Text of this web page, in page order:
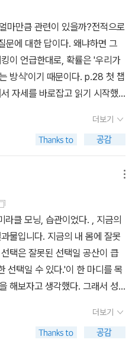
를 있는 그대로 재생하는 식이
서사시와 신화까지 포괄한다
상에 접근하는 것, 세상을 마치
그려내는 노력이다. 다시 말해,
바로 여러 가능성을 상상해보
상상해보는 것이야말로 정확
치닫게 된다는 것을 우리에게
리는 그 대신 세계가 어떻게 될
다. 하지만 기후변화와 관련한
시 그에 답하는 데 가장 적절한
방향으로 선회한 바로 그 시기
)ㅍㄹㄴ글 : 숲노래·파란놀
품은 시골에서 산다. 살림을 짓
, 《풀꽃나무 들숲노래 동시 따
》, 《미래세대를 위한 우리말과
책집을 보았습니다》, 《우리말
숲마실》, 《우리말 수수께끼 동
대차 노조, 파업 투표 가
'https://n.news.naver.com/
순이익 30% 성과
https://n.news.naver.com/m
성과급 요구’
n.news.naver.com/mne
오빠라 불러'…여성소방
n.news.naver.com/articl
행, '차량 2부제' 꼼수 회피…
용https://n.news.naver.com/
기 배지 거꾸로 단 金총리…
article/020/00
EU, 불법이민 추방전쟁http
마만큼 관련이 있을까?전적으로
문에 대한 답이다. 왜냐하면 그
이 언급한대로, 확률은 '우리가
방식'이기 때문이다. p.28 첫 챕
자세를 바로잡고 읽기 시작했
챕터 제목이 왜 문학인지 이해
이 납득한 것이다. 기후위기가
명하기 위해 처음에는 이상 기
러다임을 설명하고, 문학 뿐 아
세계관을 설명한 후 마침내 기
시는 예술은 예술가 개인의 예
리처럼 여겨지기 쉽지만 예술
수가 없는 것임을 보여준다. 내
머지와 다르거나 그로부터 두드
면서 전개된다. 당연히 이러한
다. 소설 역시 이런 식으로 펼쳐
특징이 있다. 다름 아니라 내러
적 순간들에 대한 은폐다. 이
더보기
클 모닝, 습관이었다. , 지금의
물입니다. 지금의 내 몸에 잘못
택은 잘못된 선택일 공산이 큽
선택일 수 있다.'이 한 마디를 목
해보자고 생각했다. 그래서 성
과 현존이다. 멀티태스킹을 하
다고 하지만, 사실은 집중력을
더보기